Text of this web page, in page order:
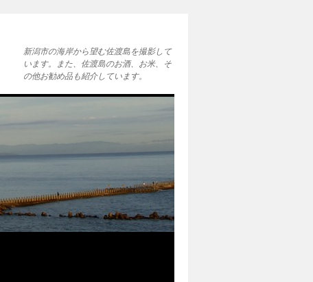
新潟市の海岸から望む佐渡島を撮影して
います。また、佐渡島のお酒、お米、そ
の他お勧め品も紹介しています。